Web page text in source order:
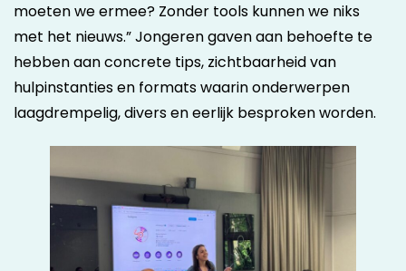
moeten we ermee? Zonder tools kunnen we niks
met het nieuws.” Jongeren gaven aan behoefte te
hebben aan concrete tips, zichtbaarheid van
hulpinstanties en formats waarin onderwerpen
laagdrempelig, divers en eerlijk besproken worden.